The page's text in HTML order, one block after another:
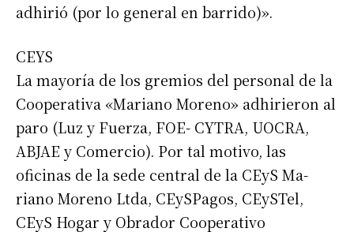
Suscribirme gratis
Dirección de correo electrónico*
Nombre
adhirió (por lo general en barrido)».
CEYS
La mayoría de los gremios del personal de la
Cooperativa «Mariano Moreno» adhirieron al
paro (Luz y Fuerza, FOE- CYTRA, UOCRA,
ABJAE y Comercio). Por tal motivo, las
oficinas de la sede central de la CEyS Ma-
riano Moreno Ltda, CEySPagos, CEySTel,
CEyS Hogar y Obrador Cooperativo